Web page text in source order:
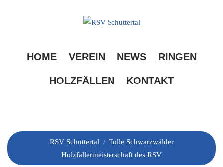
HOME VEREIN NEWS RINGEN
HOLZFÄLLEN KONTAKT
Holzfällermeisterschaft
des RSV
RSV Schuttertal / Tolle Schwarzwälder
Holzfällermeisterschaft des RSV